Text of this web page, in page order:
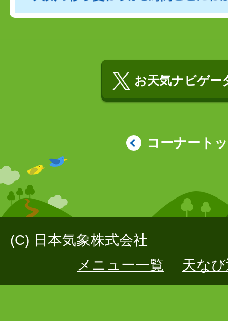
お天気ナビゲー
コーナート
(C) 日本気象株式会社
メニュー一覧
天な